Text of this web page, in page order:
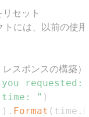
セット
には、以前の使
ポンスの構築）
requested:
time: " )
) . Format ( time .